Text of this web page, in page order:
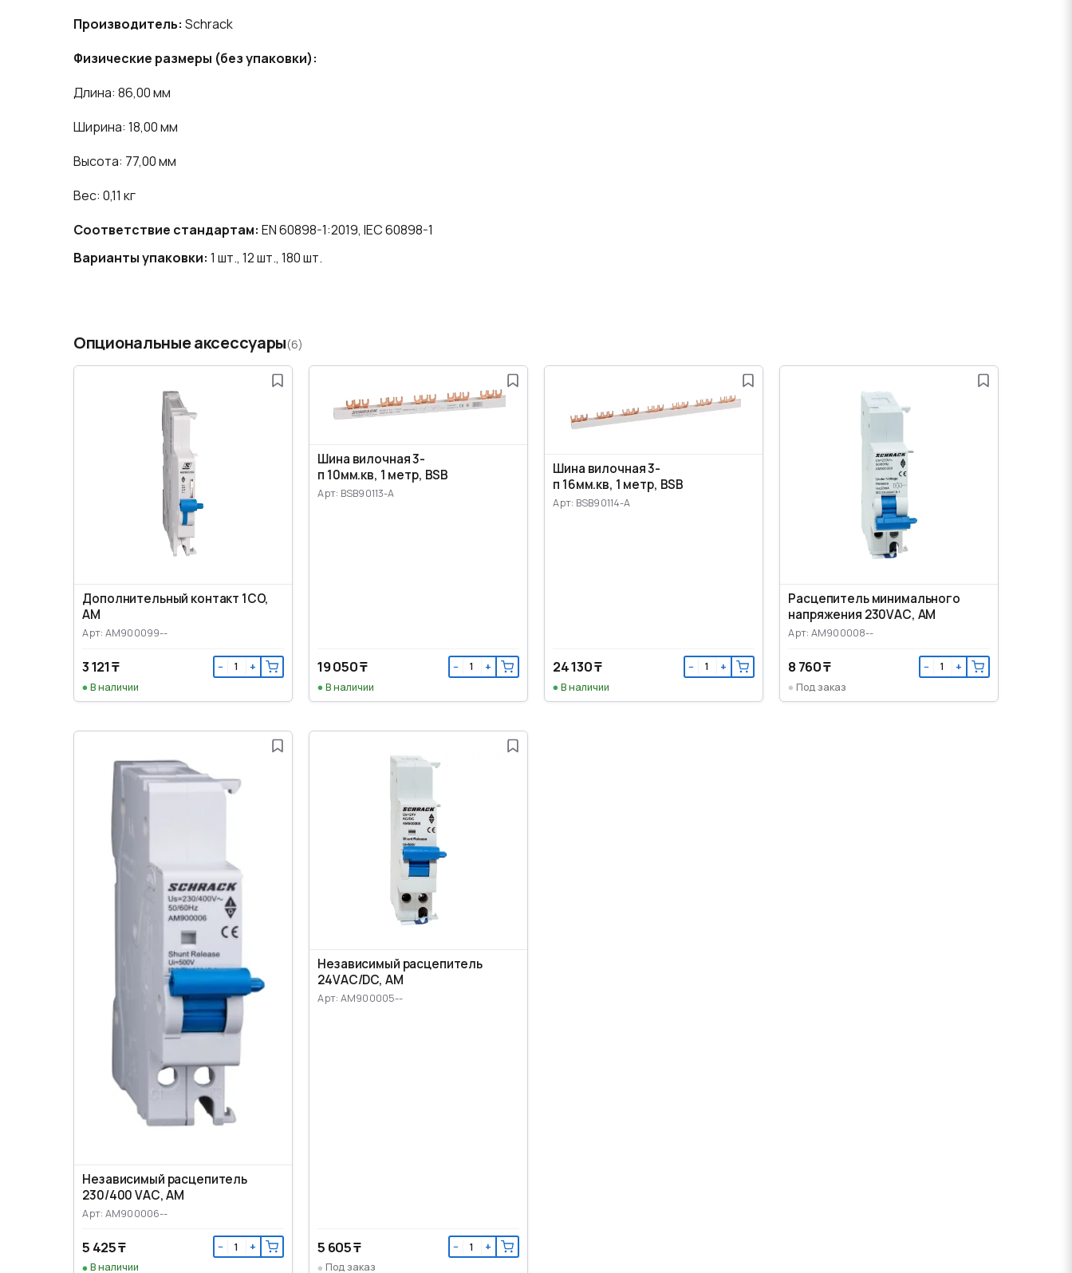
Производитель: Schrack
Физические размеры (без упаковки):
Длина: 86,00 мм
Ширина: 18,00 мм
Высота: 77,00 мм
Вес: 0,11 кг
Соответствие стандартам: EN 60898-1:2019, IEC 60898-1
Варианты упаковки: 1 шт., 12 шт., 180 шт.
Опциональные аксессуары(6)
Дополнительный контакт 1CO,
AM
Арт: AM900099--
3 121 ₸ − +
В наличии
Шина вилочная 3-
п 10мм.кв, 1 метр, BSB
Арт: BSB90113-A
19 050 ₸ − +
В наличии
Шина вилочная 3-
п 16мм.кв, 1 метр, BSB
Арт: BSB90114-A
24 130 ₸ − +
В наличии
Расцепитель минимального
напряжения 230VАС, AM
Арт: AM900008--
8 760 ₸ − +
Под заказ
Независимый расцепитель
230/400 VАС, AM
Арт: AM900006--
5 425 ₸ − +
В наличии
Независимый расцепитель
24VАС/DC, AM
Арт: AM900005--
5 605 ₸ − +
Под заказ